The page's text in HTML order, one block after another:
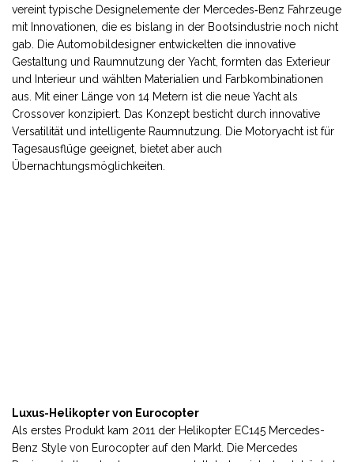
vereint typische Designelemente der Mercedes‑Benz Fahrzeuge
mit Innovationen, die es bislang in der Bootsindustrie noch nicht
gab. Die Automobildesigner entwickelten die innovative
Gestaltung und Raumnutzung der Yacht, formten das Exterieur
und Interieur und wählten Materialien und Farbkombinationen
aus. Mit einer Länge von 14 Metern ist die neue Yacht als
Crossover konzipiert. Das Konzept besticht durch innovative
Versatilität und intelligente Raumnutzung. Die Motoryacht ist für
Tagesausflüge geeignet, bietet aber auch
Übernachtungsmöglichkeiten.
Luxus-Helikopter von Eurocopter
Als erstes Produkt kam 2011 der Helikopter EC145 Mercedes-
Benz Style von Eurocopter auf den Markt. Die Mercedes